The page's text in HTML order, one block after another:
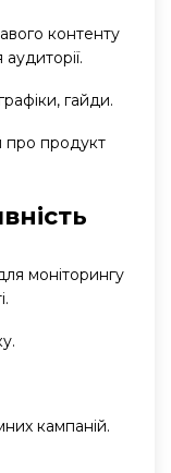
контенту
гайди.
про продукт
моніторингу
кампаній.